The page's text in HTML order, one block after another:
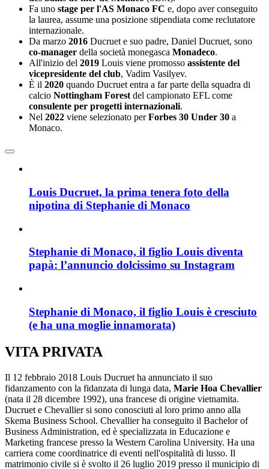
Fa uno stage per l'AS Monaco FC e, dopo aver conseguito
la laurea, assume una posizione stipendiata come reclutatore
internazionale.
Da marzo 2016 Ducruet e suo padre, Daniel Ducruet, sono
co-manager della società monegasca Monadeco.
All'inizio del 2019 Louis viene promosso assistente del
vicepresidente del club, Vadim Vasilyev.
È il 2020 quando Ducruet entra a far parte della squadra di
calcio Nottingham Forest del campionato EFL come
consulente per progetti internazionali.
Nel 2022 viene selezionato perForbes 30 Under 30 a
Monaco.
Louis Ducruet, la prima tenera foto della
nipotina di Stephanie di Monaco
Stephanie di Monaco, il figlio Louis diventa
papà: l’annuncio dolcissimo su Instagram
Stephanie di Monaco, il figlio Louis è cresciuto
(e ha una moglie innamorata)
VITA PRIVATA
Il 12 febbraio 2018 Louis Ducruet ha annunciato il suo
fidanzamento con la fidanzata di lunga data, Marie Hoa Chevallier
(nata il 28 dicembre 1992), una francese di origine vietnamita.
Ducruet e Chevallier si sono conosciuti al loro primo anno alla
Skema Business School. Chevallier ha conseguito il Bachelor of
Business Administration, ed è specializzata in Educazione e
Marketing francese presso la Western Carolina University. Ha una
carriera come coordinatrice di eventi nell'ospitalità di lusso. Il
matrimonio civile si è svolto il 26 luglio 2019 presso il municipio di